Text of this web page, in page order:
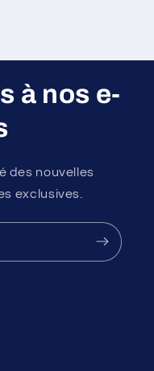
à nos e-
des nouvelles
exclusives.